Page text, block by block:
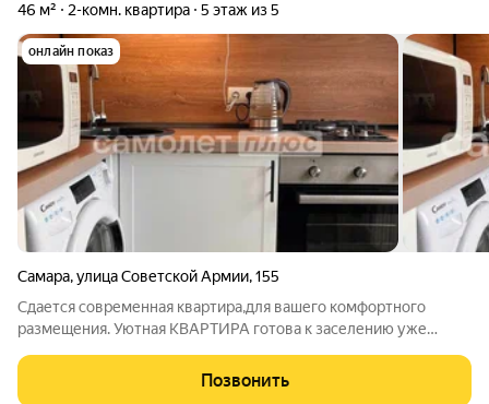
46 м² 2-комн. квартира 5 этаж из 5
онлайн показ
Самара,улица Советской Армии,155
Сдается современная квартира,для вашего комфортного
размещения. Уютная КВАРТИРА готова к заселению уже
вытяжка, хoлодильник, обеденный стол, микроволновка,
электрический чайник. Просторные
Позвонить